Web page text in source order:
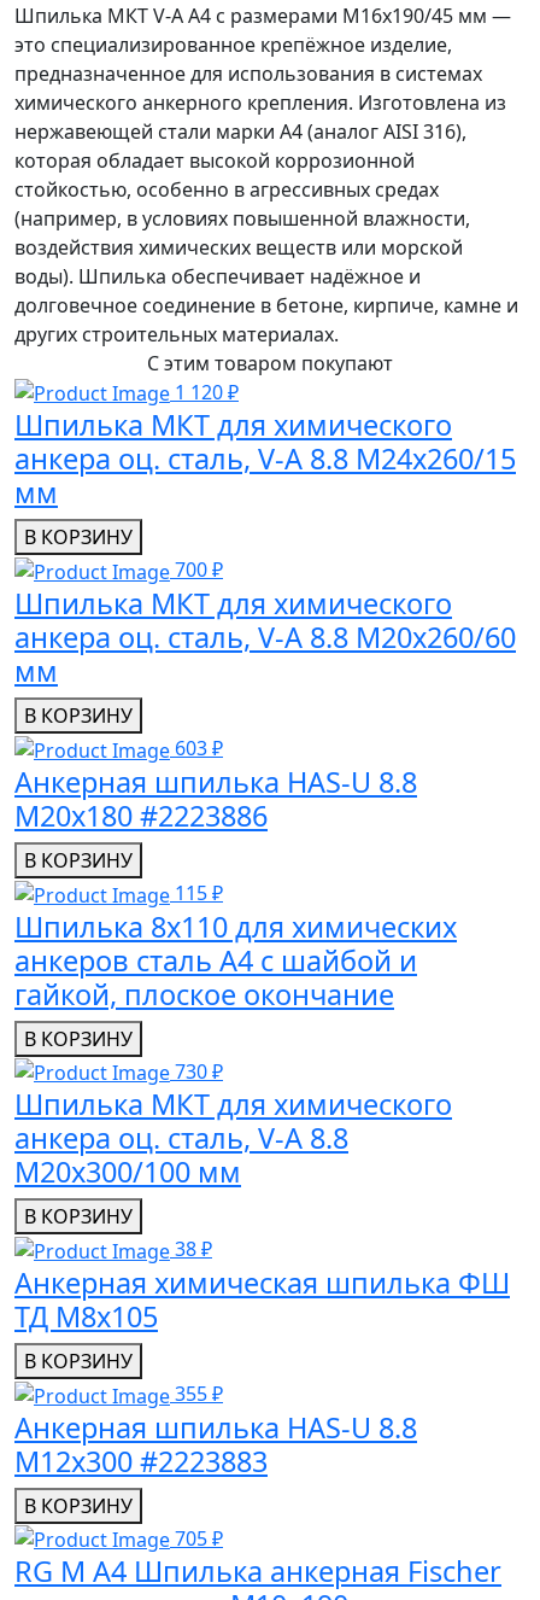
Шпилька МКТ V-A A4 с размерами M16x190/45 мм —
это специализированное крепёжное изделие,
предназначенное для использования в системах
химического анкерного крепления. Изготовлена из
нержавеющей стали марки A4 (аналог AISI 316),
которая обладает высокой коррозионной
стойкостью, особенно в агрессивных средах
(например, в условиях повышенной влажности,
воздействия химических веществ или морской
воды). Шпилька обеспечивает надёжное и
долговечное соединение в бетоне, кирпиче, камне и
других строительных материалах.
С этим товаром покупают
1 120 ₽
Шпилька МКТ для химического
анкера оц. сталь, V-A 8.8 M24x260/15
мм
В КОРЗИНУ
700 ₽
Шпилька МКТ для химического
анкера оц. сталь, V-A 8.8 M20x260/60
мм
В КОРЗИНУ
603 ₽
Анкерная шпилька HAS-U 8.8
M20x180 #2223886
В КОРЗИНУ
115 ₽
Шпилька 8x110 для химических
анкеров сталь А4 с шайбой и
гайкой, плоское окончание
В КОРЗИНУ
730 ₽
Шпилька МКТ для химического
анкера оц. сталь, V-A 8.8
M20x300/100 мм
В КОРЗИНУ
38 ₽
Анкерная химическая шпилька ФШ
ТД М8х105
В КОРЗИНУ
355 ₽
Анкерная шпилька HAS-U 8.8
M12x300 #2223883
В КОРЗИНУ
705 ₽
RG M A4 Шпилька анкерная Fischer